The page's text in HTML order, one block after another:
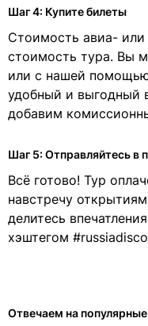
Шаг 4: Купите билеты
Стоимость авиа-
стоимость тура. Вы
или с нашей
удобный и выгодный
добавим
Шаг 5: Отправляйтесь в
Всё готово! Тур
навстречу
делитесь
хэштегом
Отвечаем на